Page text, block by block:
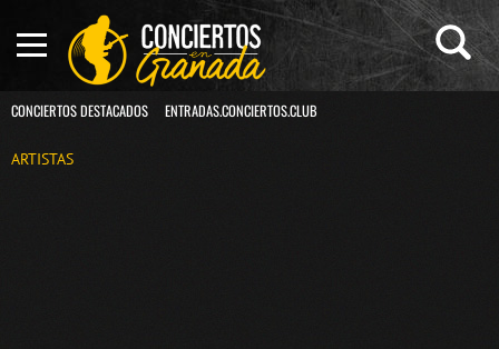
CONCIERTOS DESTACADOS ENTRADAS.CONCIERTOS.CLUB
ARTISTAS